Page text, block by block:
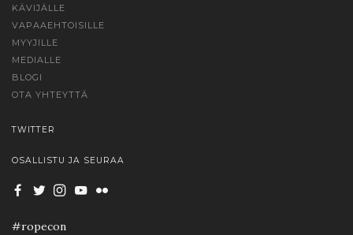
KÄVIJÄLLE
VAPAAEHTOISILLE
MYYJILLE
MEDIALLE
BLOGI
OTA YHTEYTTÄ
TWITTER
OSALLISTU JA SEURAA
#ropecon